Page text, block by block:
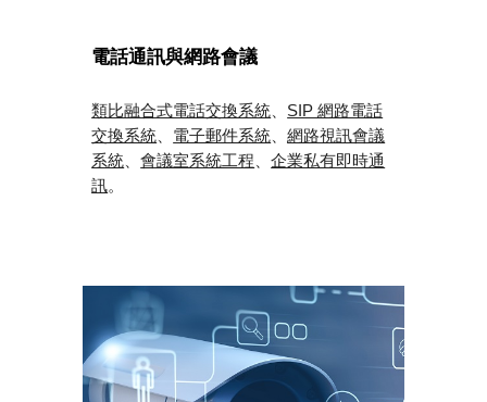
電話通訊與網路會議
類比融合式電話交換系統
SIP 網路電話
交換系統
電子郵件系統 、網路視訊會議
系統 、會議室系統工程、企業私有即時通
訊。